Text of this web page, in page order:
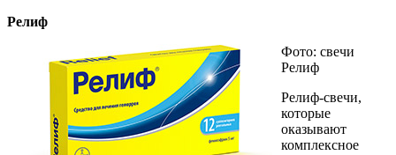
Релиф
Фото: свечи
Релиф
Релиф-свечи,
которые
оказывают
комплексное